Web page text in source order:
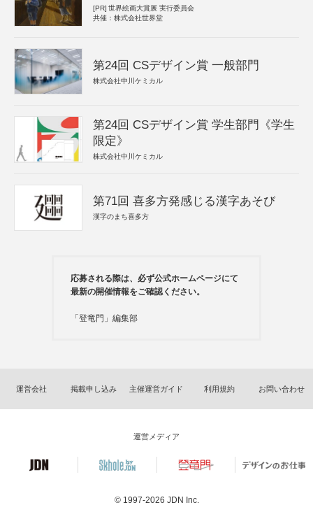
[PR] 世界絵画大賞展 実行委員会
共催：株式会社世界堂
第24回 CSデザイン賞 一般部門
株式会社中川ケミカル
第24回 CSデザイン賞 学生部門《学生
限定》
株式会社中川ケミカル
第71回 喜多方発感じる漢字あそび
漢字のまち喜多方
応募される際は、必ず公式ホームページにて
最新の開催情報をご確認ください。
「登竜門」編集部
運営会社 掲載申し込み 主催運営ガイド 利用規約 お問い合わせ
運営メディア
© 1997-2026 JDN Inc.